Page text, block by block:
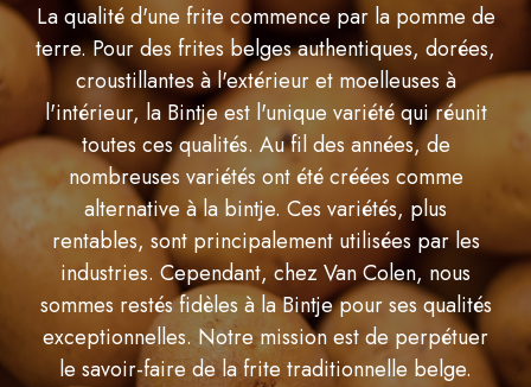
La qualité d'une frite commence par la pomme de
terre. Pour des frites belges authentiques, dorées,
croustillantes à l'extérieur et moelleuses à
l'intérieur, la Bintje est l'unique variété qui réunit
toutes ces qualités. Au fil des années, de
nombreuses variétés ont été créées comme
alternative à la bintje. Ces variétés, plus
rentables, sont principalement utilisées par les
industries. Cependant, chez Van Colen, nous
sommes restés fidèles à la Bintje pour ses qualités
exceptionnelles. Notre mission est de perpétuer
le savoir-faire de la frite traditionnelle belge.